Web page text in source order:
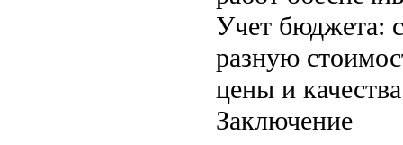
Учет бюджета:
разную
цены и
Заключение